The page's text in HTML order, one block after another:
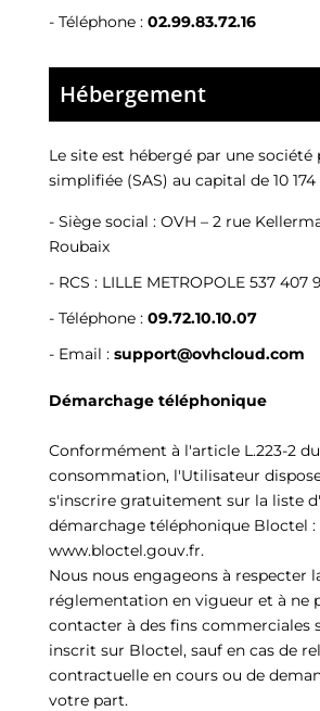
- Téléphone : 02.99.83.72.16
Hébergement
Le site est hébergé par une société
simplifiée (SAS) au capital de 10
- Siège social : OVH – 2 rue
Roubaix
- RCS : LILLE METROPOLE 537 407
- Téléphone : 09.72.10.10.07
- Email : support@ovhcloud.com
Démarchage téléphonique
Conformément à l'article L.223-2
consommation, l'Utilisateur
s'inscrire gratuitement sur la liste
démarchage téléphonique Bloctel :
www.bloctel.gouv.fr.
Nous nous engageons à respecter
réglementation en vigueur et à ne
contacter à des fins commerciales
inscrit sur Bloctel, sauf en cas de
contractuelle en cours ou de
votre part.